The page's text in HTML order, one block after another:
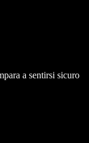
a sentirsi sicuro